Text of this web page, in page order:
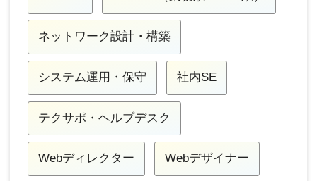
ネットワーク設計・構築
システム運用・保守 社内SE
テクサポ・ヘルプデスク
Webディレクター Webデザイナー